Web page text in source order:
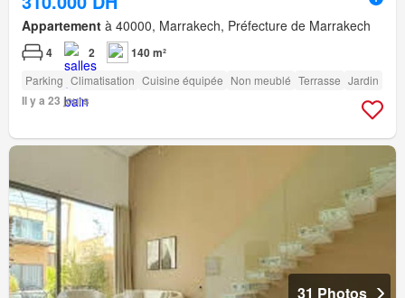
Appartement à 40000, Marrakech, Préfecture de Marrakech
4 2 140 m²
Parking Climatisation Cuisine équipée Non meublé Terrasse Jardin
Il y a 23 jours
31 Photos